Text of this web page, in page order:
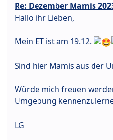
Re: Dezember Mamis
Hallo ihr Lieben,
Mein ET ist am 19.12.
Sind hier Mamis aus der
Würde mich freuen
Umgebung
LG